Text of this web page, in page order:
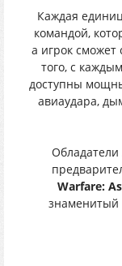
Каждая
командой,
а игрок
того, с
доступны
авиаудара,
Обладатели
Warfare:
знаменитый